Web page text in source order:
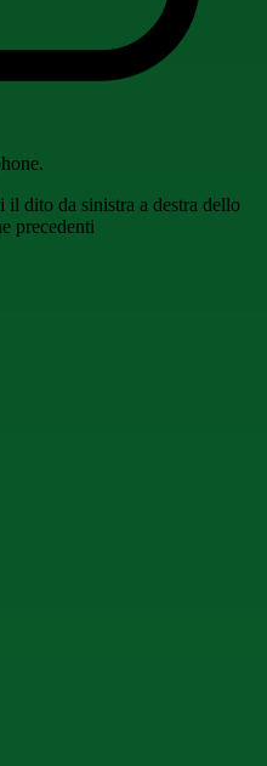
dito da sinistra a destra dello
precedenti